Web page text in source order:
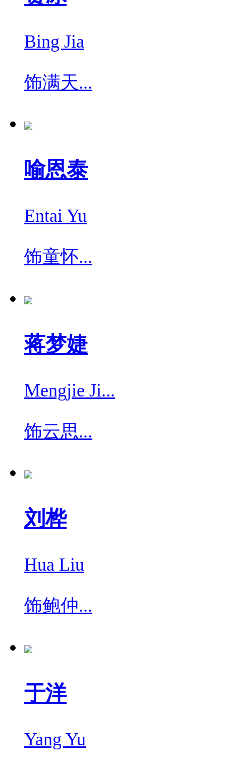
Bing Jia
饰满天...
喻恩泰
Entai Yu
饰童怀...
蒋梦婕
Mengjie Ji...
饰云思...
刘桦
Hua Liu
饰鲍仲...
于洋
Yang Yu